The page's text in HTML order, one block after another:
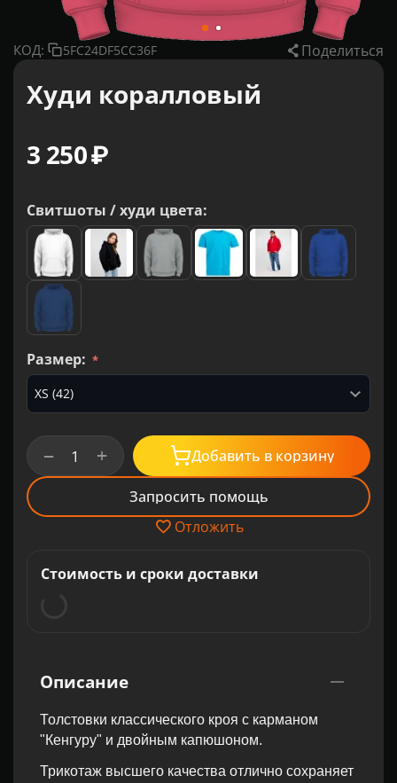
КОД: 5FC24DF5CC36F Поделиться
Худи коралловый
3 250₽
Свитшоты / худи цвета:
Размер:
+
− Добавить в корзину
Запросить помощь
Отложить
Стоимость и сроки доставки
Описание
Толстовки классического кроя с карманом
"Кенгуру" и двойным капюшоном.
Трикотаж высшего качества отлично сохраняет